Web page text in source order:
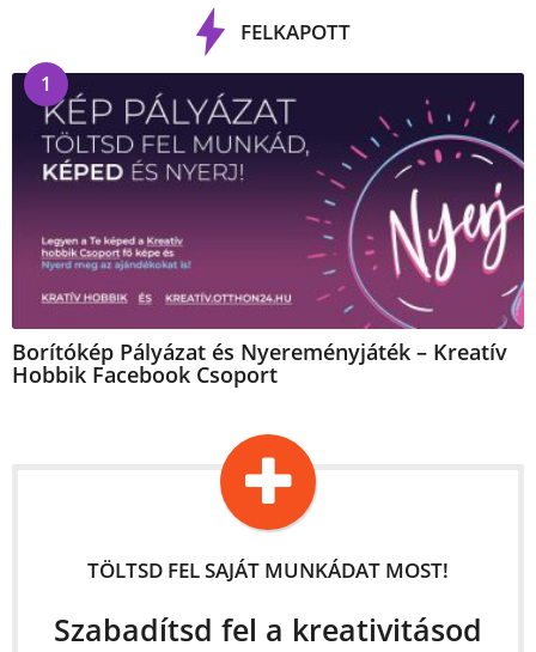
FELKAPOTT
1
Borítókép Pályázat és Nyereményjáték – Kreatív
Hobbik Facebook Csoport
TÖLTSD FEL SAJÁT MUNKÁDAT MOST!
Szabadítsd fel a kreativitásod